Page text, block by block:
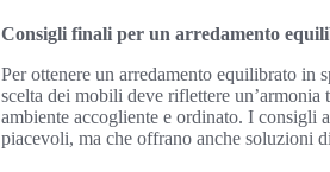
Consigli finali per un arredamento
Per ottenere un arredamento equilibrato in
scelta dei mobili deve riflettere un’armonia
ambiente accogliente e ordinato. I consigli
piacevoli, ma che offrano anche soluzioni